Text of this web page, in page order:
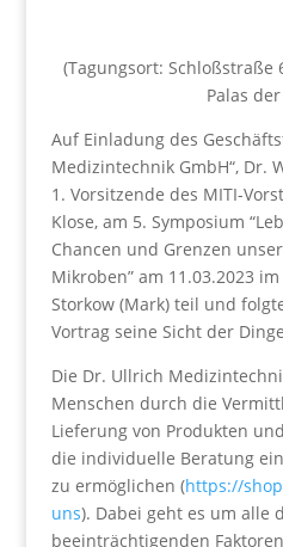
(Tagungsort: Schloßstraße
Palas
Auf Einladung des
Medizintechnik GmbH“, Dr.
1. Vorsitzende des MITI-
Klose, am 5. Symposium
Chancen und Grenzen
Mikroben” am 11.03.2023
Storkow (Mark) teil und
Vortrag seine Sicht der
Die Dr. Ullrich
Menschen durch die
Lieferung von Produkten
die individuelle Beratung
zu ermöglichen (https://
uns). Dabei geht es um alle
beeinträchtigenden